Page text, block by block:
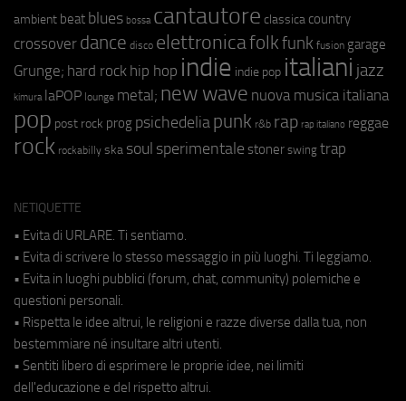
ambient beat blues bossa cantautore classica country
crossover dance disco elettronicafolkfunk fusion garage
Grunge; hard rock hip hop indie indie pop italiani jazz
kimura laPOP lounge metal; new wave nuova musica italiana
pop post rock prog psichedeliapunk r&b rap rap italiano reggae
rock rockabilly ska soul sperimentale stoner swing trap
NETIQUETTE
• Evita di URLARE. Ti sentiamo.
• Evita di scrivere lo stesso messaggio in più luoghi. Ti leggiamo.
• Evita in luoghi pubblici (forum, chat, community) polemiche e
questioni personali.
• Rispetta le idee altrui, le religioni e razze diverse dalla tua, non
bestemmiare né insultare altri utenti.
• Sentiti libero di esprimere le proprie idee, nei limiti
dell'educazione e del rispetto altrui.